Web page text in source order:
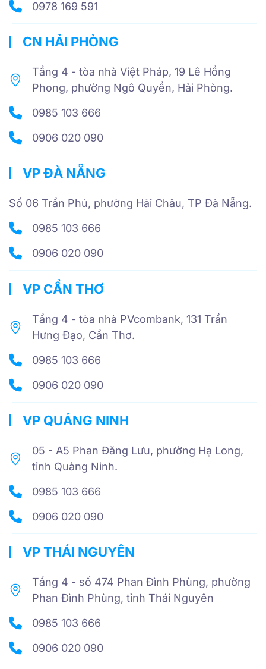
0978 169 591
CN HẢI PHÒNG
Tầng 4 - tòa nhà Việt Pháp, 19 Lê Hồng
Phong, phường Ngô Quyền, Hải Phòng.
0985 103 666
0906 020 090
VP ĐÀ NẴNG
Số 06 Trần Phú, phường Hải Châu, TP Đà Nẵng.
0985 103 666
0906 020 090
VP CẦN THƠ
Tầng 4 - tòa nhà PVcombank, 131 Trần
Hưng Đạo, Cần Thơ.
0985 103 666
0906 020 090
VP QUẢNG NINH
05 - A5 Phan Đăng Lưu, phường Hạ Long,
tỉnh Quảng Ninh.
0985 103 666
0906 020 090
VP THÁI NGUYÊN
Tầng 4 - số 474 Phan Đình Phùng, phường
Phan Đình Phùng, tỉnh Thái Nguyên
0985 103 666
0906 020 090